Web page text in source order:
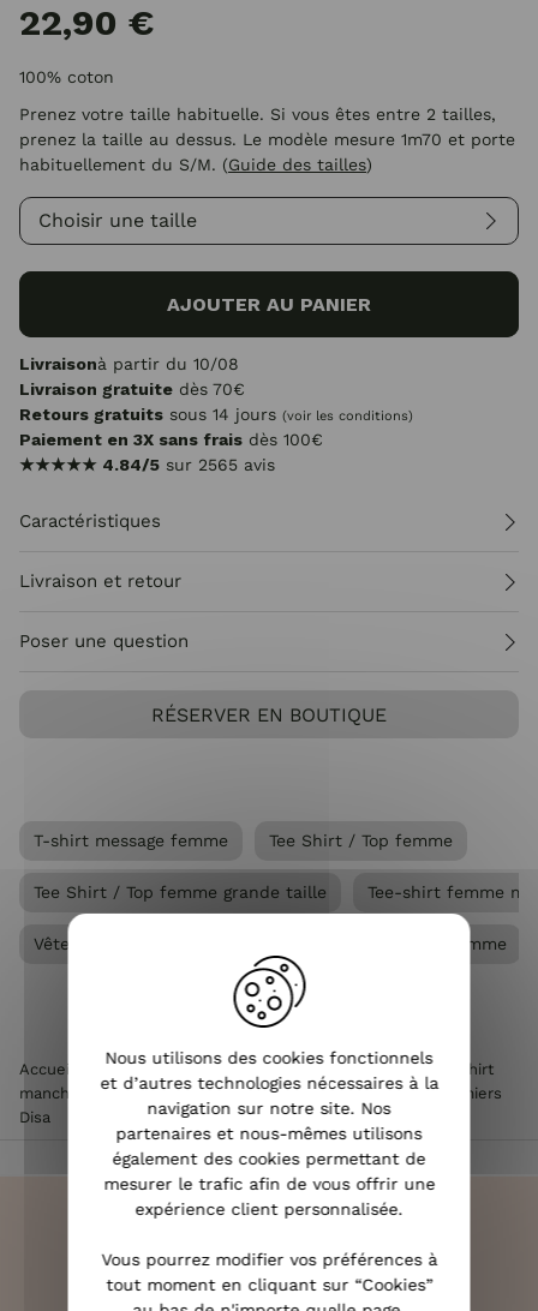
22,90 €
100% coton
Prenez votre taille habituelle. Si vous êtes entre 2 tailles,
prenez la taille au dessus. Le modèle mesure 1m70 et porte
habituellement du S/M. (Guide des tailles)
Choisir une taille
AJOUTER AU PANIER
Livraisonà partir du 10/08
Livraison gratuite dès 70€
Retours gratuits sous 14 jours (voir les conditions)
Paiement en 3X sans frais dès 100€
★★★★★ 4.84/5 sur 2565 avis
Caractéristiques
Livraison et retour
Poser une question
RÉSERVER EN BOUTIQUE
T-shirt message femme Tee Shirt / Top femme
Tee Shirt / Top femme grande taille Tee-shirt femme
Vêtements Grandes tailles femme Vêtements femme
Accueil Vêtements femme >Tee Shirt / Top femme >
T-shirt
manches courtes femme >T-shirt femme beach vibes palmiers
Disa
LIVRAISON RAPIDE
Nous utilisons des cookies fonctionnels
et d’autres technologies nécessaires à la
navigation sur notre site. Nos
partenaires et nous-mêmes utilisons
également des cookies permettant de
mesurer le trafic afin de vous offrir une
expérience client personnalisée.
Vous pourrez modifier vos préférences à
tout moment en cliquant sur “Cookies”